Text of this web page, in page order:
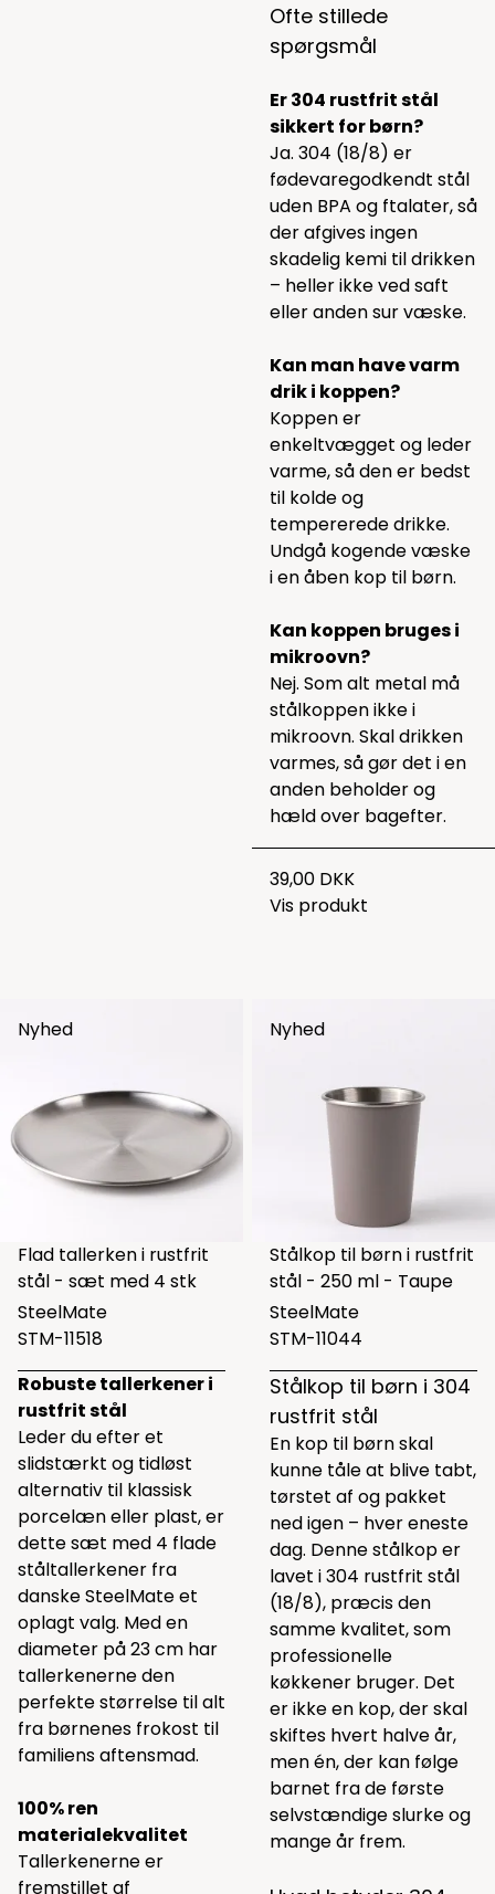
Ofte stillede
spørgsmål
Er 304 rustfrit stål
sikkert for børn?
Ja. 304 (18/8) er
fødevaregodkendt stål
uden BPA og ftalater, så
der afgives ingen
skadelig kemi til drikken
– heller ikke ved saft
eller anden sur væske.
Kan man have varm
drik i koppen?
Koppen er
enkeltvægget og leder
varme, så den er bedst
til kolde og
tempererede drikke.
Undgå kogende væske
i en åben kop til børn.
Kan koppen bruges i
mikroovn?
Nej. Som alt metal må
stålkoppen ikke i
mikroovn. Skal drikken
varmes, så gør det i en
anden beholder og
hæld over bagefter.
39,00 DKK
Vis produkt
Nyhed
Flad tallerken i rustfrit
stål - sæt med 4 stk
SteelMate
STM-11518
Robuste tallerkener i
rustfrit stål
Leder du efter et
slidstærkt og tidløst
alternativ til klassisk
porcelæn eller plast, er
dette sæt med 4 flade
ståltallerkener fra
danske SteelMate et
oplagt valg. Med en
diameter på 23 cm har
tallerkenerne den
perfekte størrelse til alt
fra børnenes frokost til
familiens aftensmad.
100% ren
materialekvalitet
Tallerkenerne er
fremstillet af
Nyhed
Stålkop til børn i rustfrit
stål - 250 ml - Taupe
SteelMate
STM-11044
Stålkop til børn i 304
rustfrit stål
En kop til børn skal
kunne tåle at blive tabt,
tørstet af og pakket
ned igen – hver eneste
dag. Denne stålkop er
lavet i 304 rustfrit stål
(18/8), præcis den
samme kvalitet, som
professionelle
køkkener bruger. Det
er ikke en kop, der skal
skiftes hvert halve år,
men én, der kan følge
barnet fra de første
selvstændige slurke og
mange år frem.